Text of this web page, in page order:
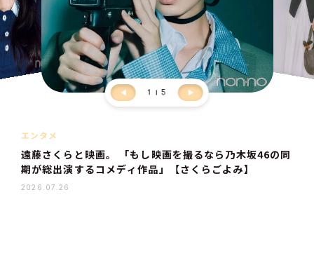
1 5
エンタメ
遠藤さくらと映画。 「もし映画を撮るなら乃木坂46の同
期が総出演するコメディ作品」【さくらごよみ】
2026.07.26